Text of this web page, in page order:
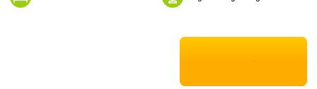
***************